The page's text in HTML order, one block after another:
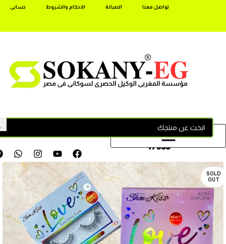
تواصل معنا الصيانة الاحكام والشروط حسابى
17355
SOLD
OUT